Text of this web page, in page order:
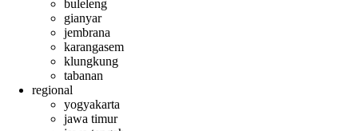
buleleng
gianyar
jembrana
karangasem
klungkung
tabanan
regional
yogyakarta
jawa timur